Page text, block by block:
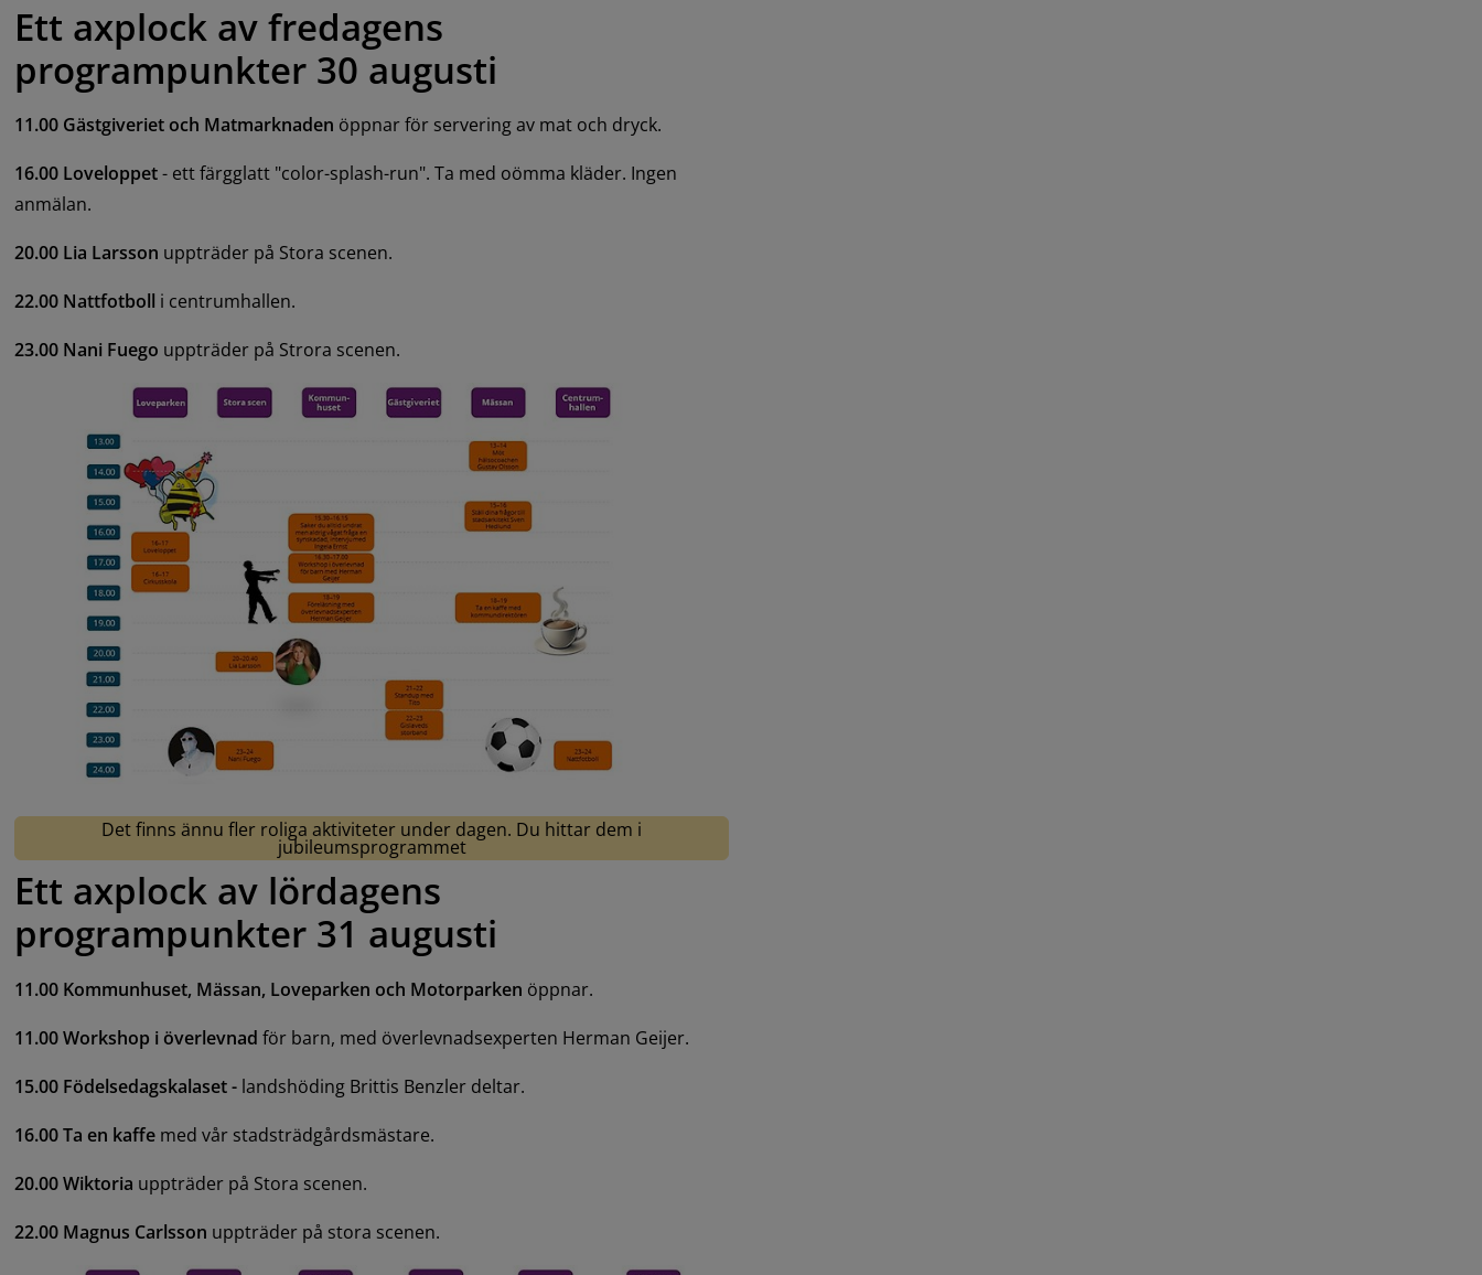
Ett axplock av fredagens
programpunkter 30 augusti
11.00 Gästgiveriet och Matmarknaden öppnar för servering av mat och dryck.
16.00 Loveloppet - ett färgglatt "color-splash-run". Ta med oömma kläder. Ingen
anmälan.
20.00 Lia Larsson uppträder på Stora scenen.
22.00 Nattfotboll i centrumhallen.
23.00 Nani Fuego uppträder på Strora scenen.
Det finns ännu fler roliga aktiviteter under dagen. Du hittar dem i
jubileumsprogrammet
Ett axplock av lördagens
programpunkter 31 augusti
11.00 Kommunhuset, Mässan, Loveparken och Motorparken öppnar.
11.00 Workshop i överlevnad för barn, med överlevnadsexperten Herman Geijer.
15.00 Födelsedagskalaset - landshöding Brittis Benzler deltar.
16.00 Ta en kaffe med vår stadsträdgårdsmästare.
20.00 Wiktoria uppträder på Stora scenen.
22.00 Magnus Carlsson uppträder på stora scenen.